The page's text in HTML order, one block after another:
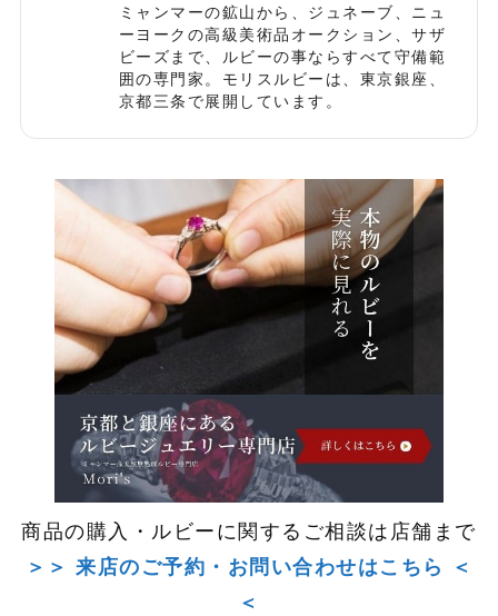
ミャンマーの鉱山から、ジュネーブ、ニュ
ーヨークの高級美術品オークション、サザ
ビーズまで、ルビーの事ならすべて守備範
囲の専門家。モリスルビーは、東京銀座、
京都三条で展開しています。
商品の購入・ルビーに関するご相談は店舗まで
＞＞ 来店のご予約・お問い合わせはこちら ＜
＜